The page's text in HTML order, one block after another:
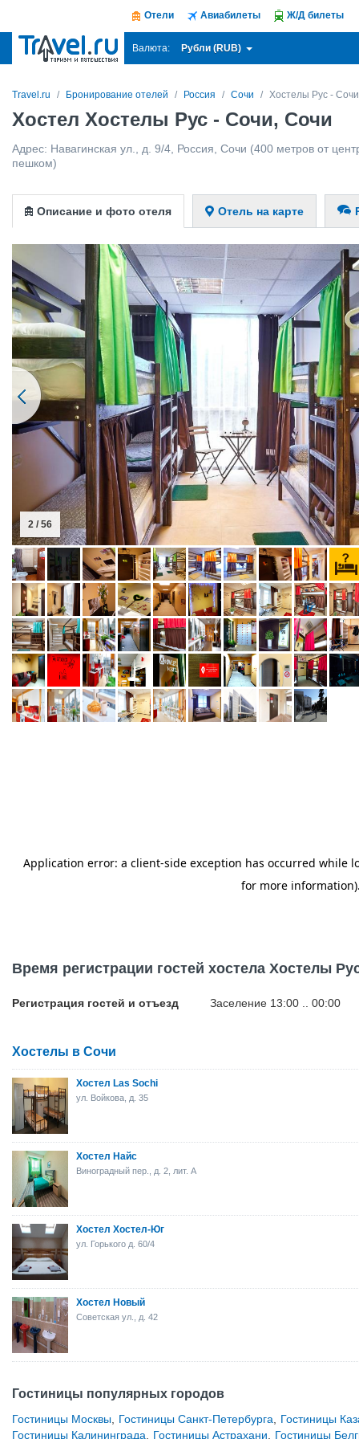
Отели Авиабилеты Ж/Д билеты
Валюта: Рубли (RUB)
Travel.ru Бронирование отелей Россия Сочи Хостелы Рус - Сочи
Хостел Хостелы Рус - Сочи, Сочи
Адрес: Навагинская ул., д. 9/4 Россия Сочи (400 метров от
пешком)
Описание и фото отеля Отель на карте
2 / 56
Время регистрации гостей хостела Хостелы
Регистрация гостей и отъезд Заселение 13:00 .. 00:00
Хостелы в Сочи
Хостел Las Sochi
ул. Войкова, д. 35
Хостел Найс
Виноградный пер., д. 2, лит. А
Хостел Хостел-Юг
ул. Горького д. 60/4
Хостел Новый
Советская ул., д. 42
Гостиницы популярных городов
Гостиницы Москвы Гостиницы Санкт-Петербурга
Гостиницы
Гостиницы Калининграда
Гостиницы Астрахани Гостиницы